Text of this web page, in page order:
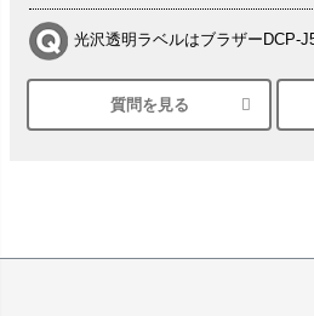
光沢透明ラベルはブラザーDCP-
シルバーペーパーにEPSON EP-
は？
塩ビのロール紙で離型紙が透明
質問を見る